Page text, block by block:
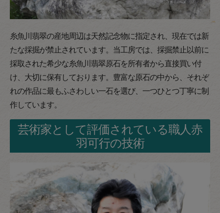
糸魚川翡翠の産地周辺は天然記念物に指定され、現在では新
たな採掘が禁止されています。当工房では、採掘禁止以前に
採取された希少な糸魚川翡翠原石を所有者から直接買い付
け、大切に保有しております。豊富な原石の中から、それぞ
れの作品に最もふさわしい一石を選び、一つひとつ丁寧に制
作しています。
芸術家として評価されている職人赤
羽可行の技術